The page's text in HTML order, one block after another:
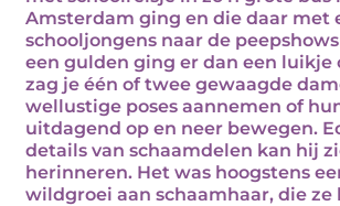
Amsterdam ging en die daar met
schooljongens naar de
een gulden ging er dan een luikje
zag je één of twee gewaagde
wellustige poses aannemen of
uitdagend op en neer bewegen.
details van schaamdelen kan hij
herinneren. Het was hoogstens
wildgroei aan schaamhaar, die ze